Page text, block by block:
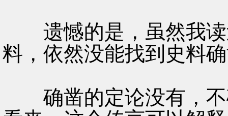
遗憾的是，虽然我读
料，依然没能找到史料
确凿的定论没有，不